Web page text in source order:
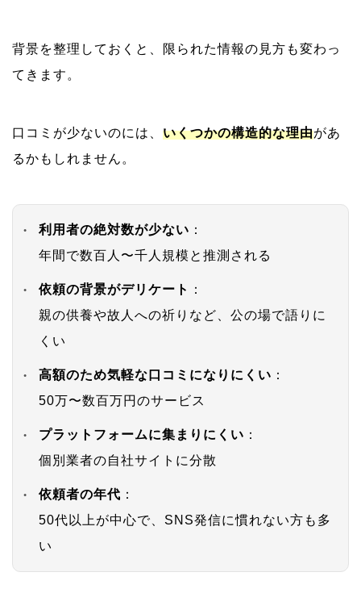
背景を整理しておくと、限られた情報の見方も変わっ
てきます。
口コミが少ないのには、 いくつかの構造的な理由があ
るかもしれません。
利用者の絶対数が少ない ：
年間で数百人〜千人規模と推測される
依頼の背景がデリケート
：
親の供養や故人への祈りなど、公の場で語りに
くい
高額のため気軽な口コミになりにくい ：
50万〜数百万円のサービス
プラットフォームに集まりにくい ：
個別業者の自社サイトに分散
依頼者の年代 ：
50代以上が中心で、SNS発信に慣れない方も多
い